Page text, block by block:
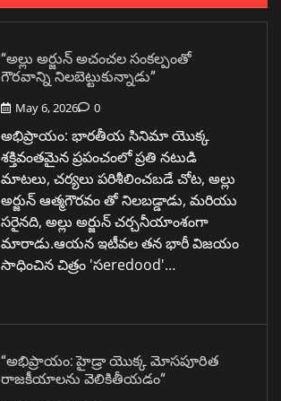
“అల్లు అర్జున్ అచంచల సంకల్పంతో
గౌరవాన్ని నిలబెట్టుకున్నాడు”
May 6, 2026 0
అభిప్రాయం: భారతీయ సినిమా యొక్క
శక్తివంతమైన ప్రపంచంలో ప్రతి నటుడి
మాటలు, చర్యలు పరిశీలించబడే చోట, అల్లు
అర్జున్ ఆత్మగౌరవం తో నిలబడ్డాడు, మరియు
సరైనది, అల్లు అర్జున్ చర్చనీయాంశంగా
మారాడు.ఆయన ఇటీవల తన భారీ విజయం
సాధించిన చిత్రం 'సeredood'…
“అభిప్రాయం: హైడ్రా యొక్క మోసపూరిత
రాజకీయాలను వెలికితీయడం”